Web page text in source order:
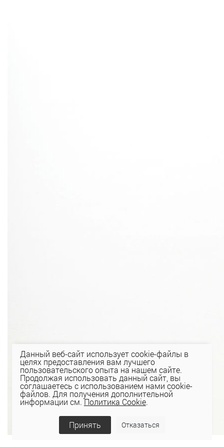
Данный веб-сайт использует cookie-файлы в
целях предоставления вам лучшего
пользовательского опыта на нашем сайте.
Продолжая использовать данный сайт, вы
соглашаетесь с использованием нами cookie-
файлов. Для получения дополнительной
информации см.Политика Cookie.
Принять Отказаться